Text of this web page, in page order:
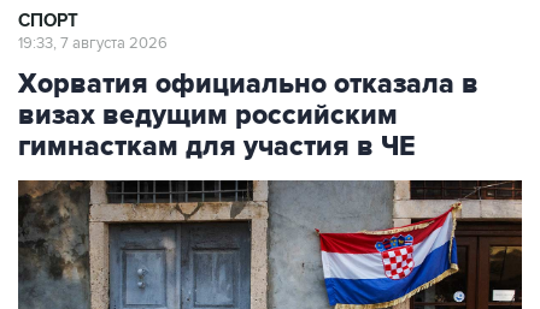
СПОРТ
19:33, 7 августа 2026
Хорватия официально отказала в
визах ведущим российским
гимнасткам для участия в ЧЕ